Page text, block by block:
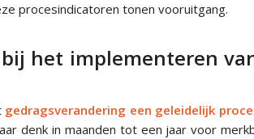
procesindicatoren tonen vooruitgang.
het implementeren
gedragsverandering een geleidelijk
denk in maanden tot een jaar voor